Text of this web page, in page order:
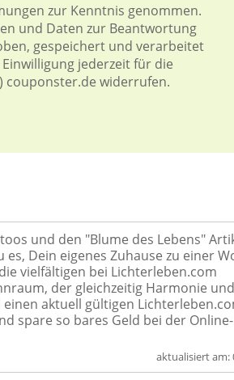
zur Kenntnis genommen.
und Daten zur Beantwortung
gespeichert und verarbeitet
jederzeit für die
couponster.de widerrufen.
und den "Blume des Lebens"
Dein eigenes Zuhause zu einer
vielfältigen bei Lichterleben.com
der gleichzeitig Harmonie und
aktuell gültigen
spare so bares Geld bei der Online-
aktualisiert am: